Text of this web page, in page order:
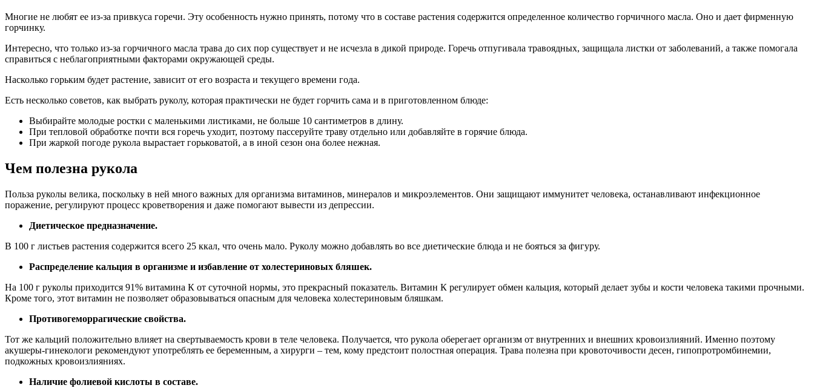
Многие не любят ее из-за привкуса горечи. Эту особенность нужно принять, потому что в составе растения содержится определенное количество горчичного масла. Оно и дает фирменную
горчинку.
Интересно, что только из-за горчичного масла трава до сих пор существует и не исчезла в дикой природе. Горечь отпугивала травоядных, защищала листки от заболеваний, а также помогала
справиться с неблагоприятными факторами окружающей среды.
Насколько горьким будет растение, зависит от его возраста и текущего времени года.
Есть несколько советов, как выбрать руколу, которая практически не будет горчить сама и в приготовленном блюде:
Выбирайте молодые ростки с маленькими листиками, не больше 10 сантиметров в длину.
При тепловой обработке почти вся горечь уходит, поэтому пассеруйте траву отдельно или добавляйте в горячие блюда.
При жаркой погоде рукола вырастает горьковатой, а в иной сезон она более нежная.
Чем полезна рукола
Польза руколы велика, поскольку в ней много важных для организма витаминов, минералов и микроэлементов. Они защищают иммунитет человека, останавливают инфекционное
поражение, регулируют процесс кроветворения и даже помогают вывести из депрессии.
Диетическое предназначение.
В 100 г листьев растения содержится всего 25 ккал, что очень мало. Руколу можно добавлять во все диетические блюда и не бояться за фигуру.
Распределение кальция в организме и избавление от холестериновых бляшек.
На 100 г руколы приходится 91% витамина К от суточной нормы, это прекрасный показатель. Витамин К регулирует обмен кальция, который делает зубы и кости человека такими прочными.
Кроме того, этот витамин не позволяет образовываться опасным для человека холестериновым бляшкам.
Противогеморрагические свойства.
Тот же кальций положительно влияет на свертываемость крови в теле человека. Получается, что рукола оберегает организм от внутренних и внешних кровоизлияний. Именно поэтому
акушеры-гинекологи рекомендуют употреблять ее беременным, а хирурги – тем, кому предстоит полостная операция. Трава полезна при кровоточивости десен, гипопротромбинемии,
подкожных кровоизлияниях.
Наличие фолиевой кислоты в составе.